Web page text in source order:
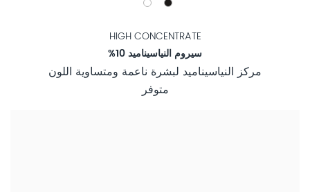
HIGH CONCENTRATE
سيروم النياسيناميد 10%
مركز النياسيناميد لبشرة ناعمة ومتساوية اللون
متوفر